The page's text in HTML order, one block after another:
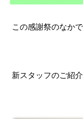
この感謝祭のなか
新スタッフのご紹